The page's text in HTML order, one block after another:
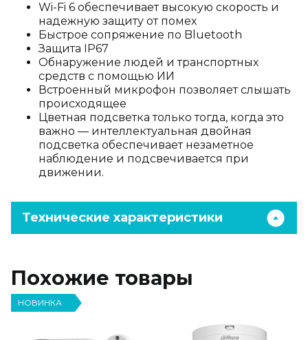
Wi-Fi 6 обеспечивает высокую скорость и
надежную защиту от помех
Быстрое сопряжение по Bluetooth
Защита IP67
Обнаружение людей и транспортных
средств с помощью ИИ
Встроенный микрофон позволяет слышать
происходящее
Цветная подсветка только тогда, когда это
важно — интеллектуальная двойная
подсветка обеспечивает незаметное
наблюдение и подсвечивается при
движении.
Технические характеристики
Похожие товары
НОВИНКА